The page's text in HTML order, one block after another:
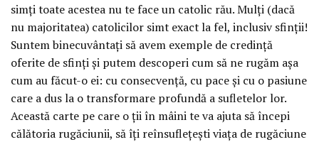
simți toate acestea nu te face un catolic rău. Mulți (dacă
nu majoritatea) catolicilor simt exact la fel, inclusiv sfinții!
Suntem binecuvântați să avem exemple de credință
oferite de sfinți și putem descoperi cum să ne rugăm așa
cum au făcut-o ei: cu consecvență, cu pace și cu o pasiune
care a dus la o transformare profundă a sufletelor lor.
Această carte pe care o ții în mâini te va ajuta să începi
călătoria rugăciunii, să îți reînsuflețești viața de rugăciune